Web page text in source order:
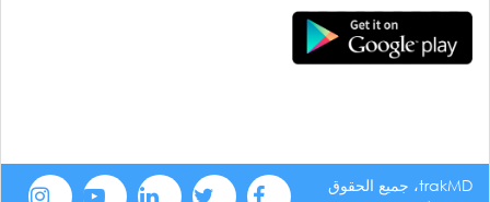
trakMD، جميع الحقوق